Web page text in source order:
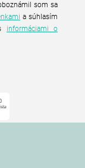
som sa
a súhlasím
informáciami o